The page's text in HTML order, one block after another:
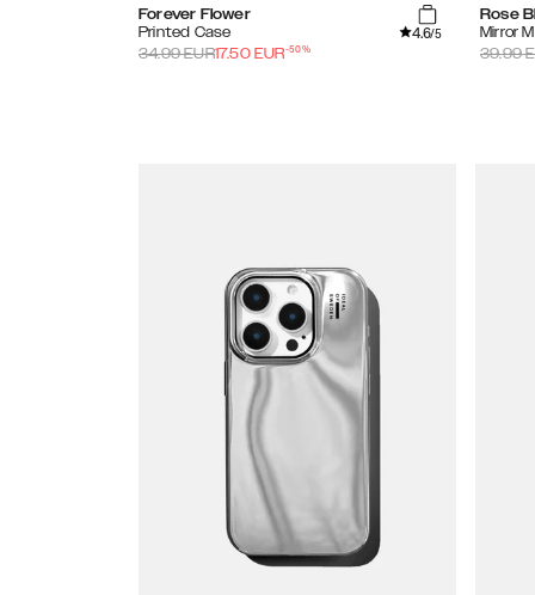
Forever Flower
Printed Case
4.6/5
34.99EUR17.50 EUR-50%
Rose
Mirror
39.99